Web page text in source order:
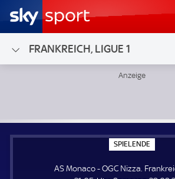
FRANKREICH, LIGUE 1
SPIELENDE
P
E
L
AS Monaco - OGC Nizza.